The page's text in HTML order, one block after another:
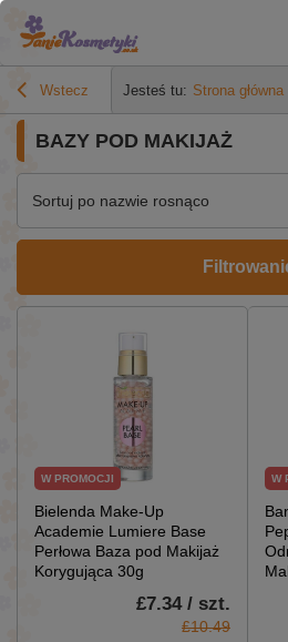
Wstecz Jesteś tu: Strona główna
BAZY POD MAKIJAŻ
Sortuj po nazwie rosnąco
W PROMOCJI
Bielenda Make-Up
Academie Lumiere Base
Perłowa Baza pod Makijaż
Korygująca 30g
£7.34 / szt.
£10.49
W